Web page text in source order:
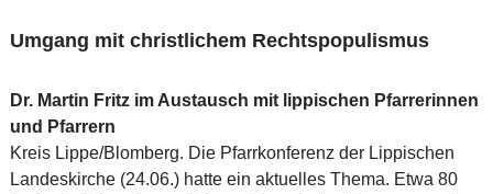
Umgang mit christlichem Rechtspopulismus
Dr. Martin Fritz im Austausch mit lippischen Pfarrerinnen
und Pfarrern
Kreis Lippe/Blomberg. Die Pfarrkonferenz der Lippischen
Landeskirche (24.06.) hatte ein aktuelles Thema. Etwa 80